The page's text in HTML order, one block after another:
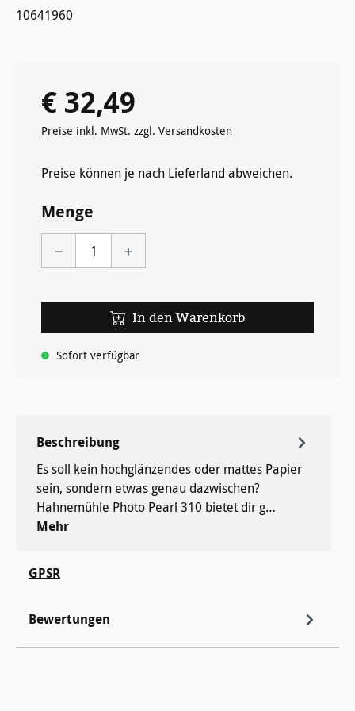
10641960
Regulärer Preis:
€ 32,49
Preise inkl. MwSt. zzgl. Versandkosten
Preise können je nach Lieferland abweichen.
Menge
In den Warenkorb
Sofort verfügbar
Beschreibung
Es soll kein hochglänzendes oder mattes Papier
sein, sondern etwas genau dazwischen?
Hahnemühle Photo Pearl 310 bietet dir g…
Mehr
GPSR
Bewertungen